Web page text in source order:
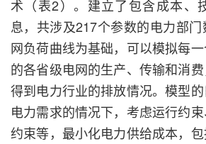
术（表2）。建立了包含成本、
息，共涉及217个参数的电力部
网负荷曲线为基础，可以模拟每
的各省级电网的生产、传输和消
得到电力行业的排放情况。模型
电力需求的情况下，考虑运行约
约束等，最小化电力供给成本，